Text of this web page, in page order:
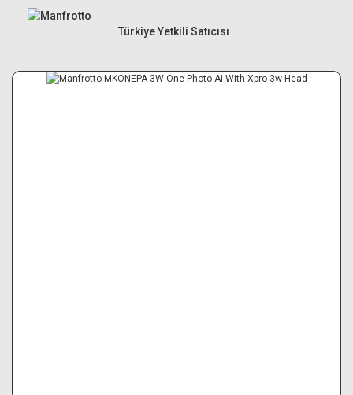
Türkiye Yetkili Satıcısı